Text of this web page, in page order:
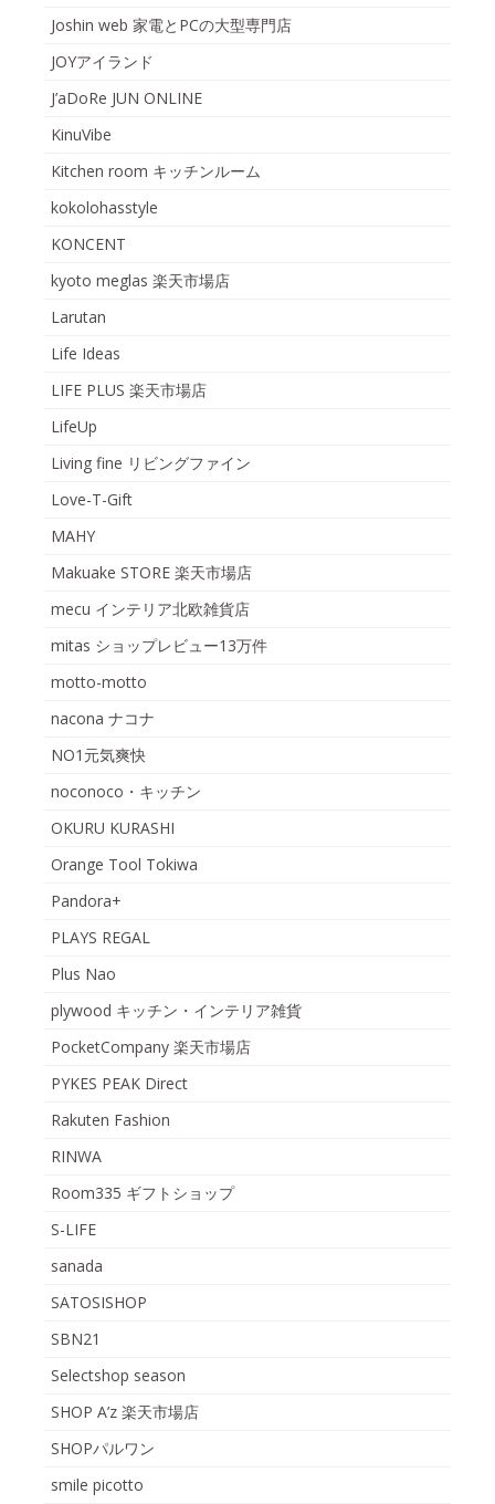
Joshin web 家電とPCの大型専門店
JOYアイランド
J’aDoRe JUN ONLINE
KinuVibe
Kitchen room キッチンルーム
kokolohasstyle
KONCENT
kyoto meglas 楽天市場店
Larutan
Life Ideas
LIFE PLUS 楽天市場店
LifeUp
Living fine リビングファイン
Love-T-Gift
MAHY
Makuake STORE 楽天市場店
mecu インテリア北欧雑貨店
mitas ショップレビュー13万件
motto-motto
nacona ナコナ
NO1元気爽快
noconoco・キッチン
OKURU KURASHI
Orange Tool Tokiwa
Pandora+
PLAYS REGAL
Plus Nao
plywood キッチン・インテリア雑貨
PocketCompany 楽天市場店
PYKES PEAK Direct
Rakuten Fashion
RINWA
Room335 ギフトショップ
S-LIFE
sanada
SATOSISHOP
SBN21
Selectshop season
SHOP A’z 楽天市場店
SHOPパルワン
smile picotto